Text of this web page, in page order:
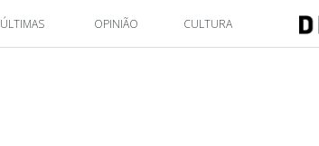
ÚLTIMAS OPINIÃO CULTURA